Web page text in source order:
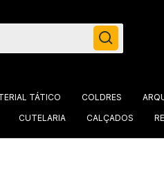
TÁTICO COLDRES
CUTELARIA CALÇADOS